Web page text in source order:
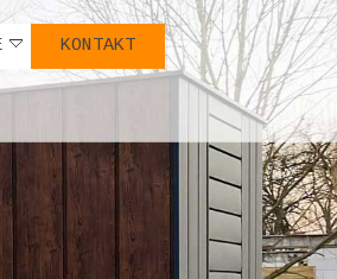
KONTAKT